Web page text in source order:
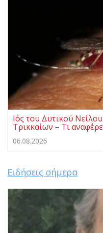
Ιός του Δυτικού
Τρικκαίων – Τι
06.08.2026
Ειδήσεις σήμερα